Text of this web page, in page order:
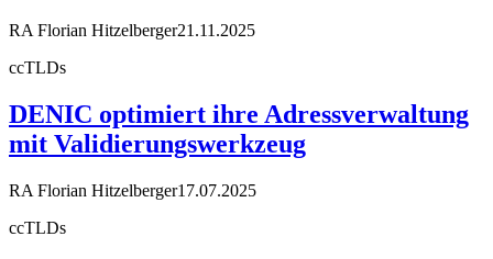
RA Florian Hitzelberger21.11.2025
ccTLDs
DENIC optimiert ihre Adressverwaltung
mit Validierungswerkzeug
RA Florian Hitzelberger17.07.2025
ccTLDs